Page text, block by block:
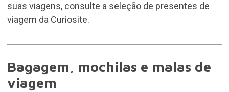
suas viagens, consulte a seleção de presentes de
viagem da Curiosite.
Bagagem, mochilas e malas de
viagem